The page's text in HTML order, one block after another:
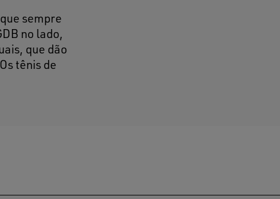
sempre
no lado,
que dão
tênis de